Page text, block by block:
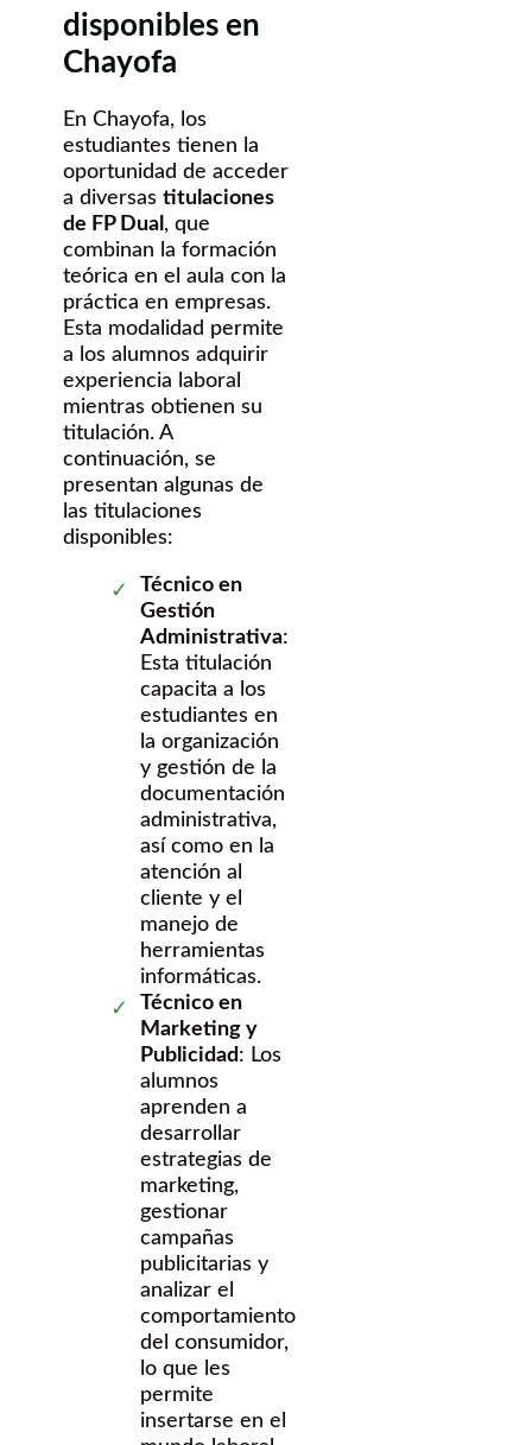
disponibles en
Chayofa
En Chayofa, los
estudiantes tienen la
oportunidad de acceder
a diversas titulaciones
de FP Dual , que
combinan la formación
teórica en el aula con la
práctica en empresas.
Esta modalidad permite
a los alumnos adquirir
experiencia laboral
mientras obtienen su
titulación. A
continuación, se
presentan algunas de
las titulaciones
disponibles:
Técnico en
Gestión
Administrativa:
Esta titulación
capacita a los
estudiantes en
la organización
y gestión de la
documentación
administrativa,
así como en la
atención al
cliente y el
manejo de
herramientas
informáticas.
Técnico en
Marketing y
Publicidad: Los
alumnos
aprenden a
desarrollar
estrategias de
marketing,
gestionar
campañas
publicitarias y
analizar el
comportamiento
del consumidor,
lo que les
permite
insertarse en el